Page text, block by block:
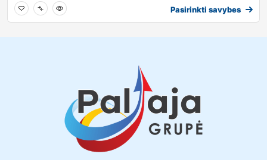
Pasirinkti savybes